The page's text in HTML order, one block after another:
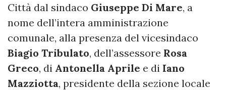
Città dal sindaco Giuseppe Di Mare, a
nome dell’intera amministrazione
comunale, alla presenza del vicesindaco
Biagio Tribulato, dell’assessore Rosa
Greco, di Antonella Aprile e di Iano
Mazziotta, presidente della sezione locale